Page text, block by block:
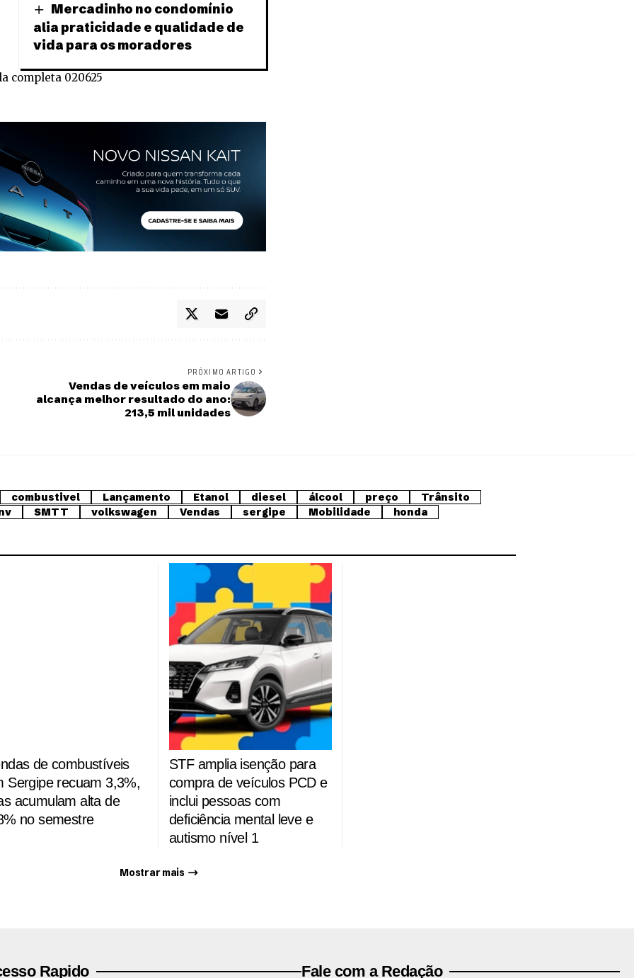
Mercadinho no condomínio
alia praticidade e qualidade de
vida para os moradores
PRÓXIMO ARTIGO
Vendas de veículos em maio
alcança melhor resultado do ano:
213,5 mil unidades
combustivel Lançamento Etanol diesel álcool preço
Trânsito
SMTT volkswagen Vendas sergipe Mobilidade
honda
de combustíveis
Sergipe recuam 3,3%,
acumulam alta de
no semestre
STF amplia isenção para
compra de veículos PCD e
inclui pessoas com
deficiência mental leve e
autismo nível 1
Mostrar mais
Rapido Fale com a Redação